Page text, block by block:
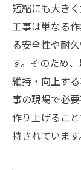
短縮にも大き
工事は単なる
る安全性や耐
す。そのため
維持・向上す
事の現場で必
作り上げるこ
持されています